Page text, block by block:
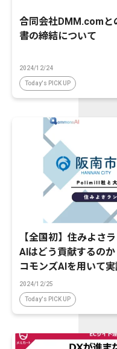
合同会社DMM.comと
書の締結について
2024/12/24
Today's PICK UP
【全国初】住みよさ
AIはどう貢献するの
コモンズAIを用いて
2024/12/25
Today's PICK UP